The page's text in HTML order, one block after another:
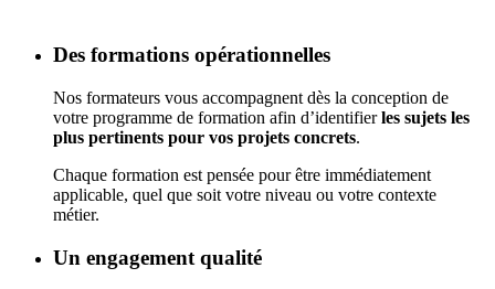
Des formations opérationnelles
Nos formateurs vous accompagnent dès la conception de
votre programme de formation afin d’identifierles sujets les
plus pertinents pour vos projets concrets.
Chaque formation est pensée pour être immédiatement
applicable, quel que soit votre niveau ou votre contexte
métier.
Un engagement qualité